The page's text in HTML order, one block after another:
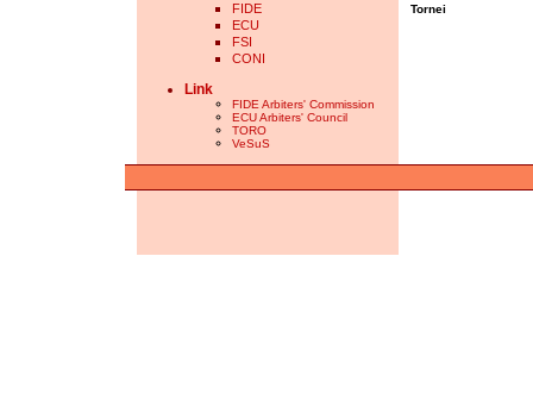
FIDE
ECU
FSI
CONI
Link
FIDE Arbiters' Commission
ECU Arbiters' Council
TORO
VeSuS
Tornei